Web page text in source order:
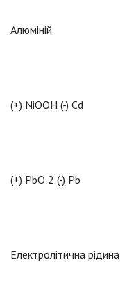
Алюміній
(+) NiOOH (-) Cd
(+) PbO 2 (-) Pb
Електролітична рідина